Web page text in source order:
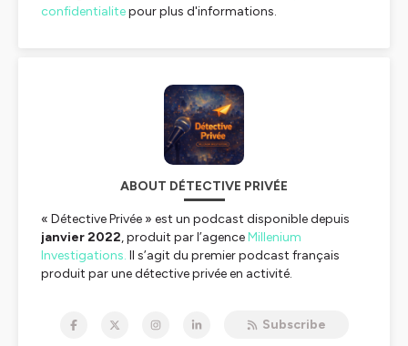
confidentialitepour plus d'informations.
ABOUT DÉTECTIVE PRIVÉE
« Détective Privée » est un podcast disponible depuis
janvier 2022, produit par l’agenceMillenium
Investigations. Il s’agit du premier podcast français
produit par une détective privée en activité.
confidentialite
pour plus d'informations.Subscribe